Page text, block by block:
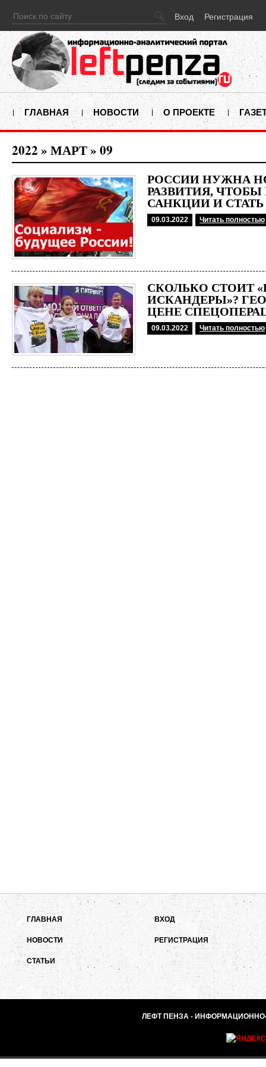
Вход Регистрация
ГЛАВНАЯ НОВОСТИ О ПРОЕКТЕ
2022 » МАРТ» 09
РОССИИ НУЖНА
РАЗВИТИЯ, ЧТОБЫ
САНКЦИИ И
09.03.2022 Читать полностью
СКОЛЬКО СТОИТ
ИСКАНДЕРЫ»?
ЦЕНЕ
09.03.2022 Читать полностью
ГЛАВНАЯ
НОВОСТИ
СТАТЬИ
ВХОД
РЕГИСТРАЦИЯ
ЛЕФТ ПЕНЗА - ИНФОРМАЦИОННО-